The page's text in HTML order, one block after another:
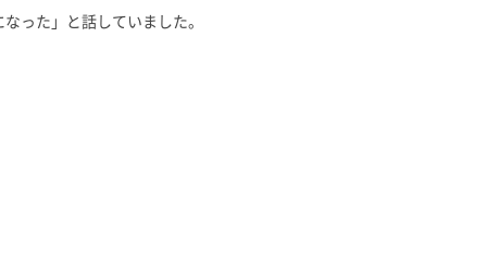
った」と話していました。